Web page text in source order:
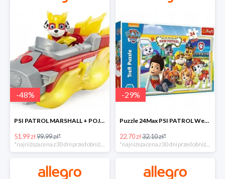
-48%
PSI PATROL MARSHALL + POJAZD WÓZ STRAŻACKI DŹWIĘK -48%
51.99 zł99.99 zł*
*najniższa cena z 30 dni przed obniżką
-29%
Puzzle 24Max PSI PATROL Wesoła drużyna TREFL -29%
22.70 zł32.10 zł*
*najniższa cena z 30 dni przed obniżką